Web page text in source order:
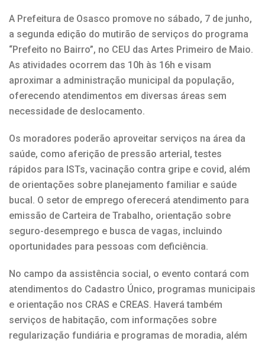
A Prefeitura de Osasco promove no sábado, 7 de junho,
a segunda edição do mutirão de serviços do programa
“Prefeito no Bairro”, no CEU das Artes Primeiro de Maio.
As atividades ocorrem das 10h às 16h e visam
aproximar a administração municipal da população,
oferecendo atendimentos em diversas áreas sem
necessidade de deslocamento.
Os moradores poderão aproveitar serviços na área da
saúde, como aferição de pressão arterial, testes
rápidos para ISTs, vacinação contra gripe e covid, além
de orientações sobre planejamento familiar e saúde
bucal. O setor de emprego oferecerá atendimento para
emissão de Carteira de Trabalho, orientação sobre
seguro-desemprego e busca de vagas, incluindo
oportunidades para pessoas com deficiência.
No campo da assistência social, o evento contará com
atendimentos do Cadastro Único, programas municipais
e orientação nos CRAS e CREAS. Haverá também
serviços de habitação, com informações sobre
regularização fundiária e programas de moradia, além